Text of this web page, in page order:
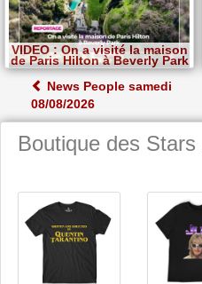
VIDEO : On a visité la maison
de Paris Hilton à Beverly Park
News People samedi
08/08/2026
Boutique des Stars